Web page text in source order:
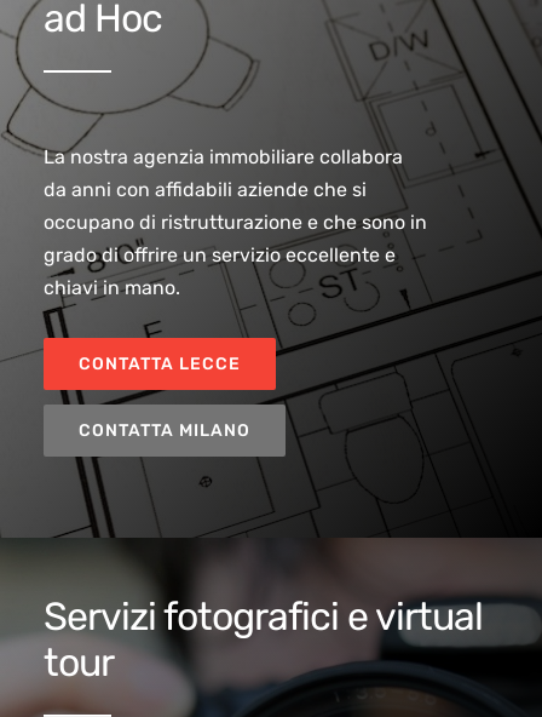
ad Hoc
La nostra agenzia immobiliare collabora
da anni con affidabili aziende che si
occupano di ristrutturazione e che sono in
grado di offrire un servizio eccellente e
chiavi in mano.
CONTATTA LECCE
CONTATTA MILANO
Servizi fotografici e virtual
tour